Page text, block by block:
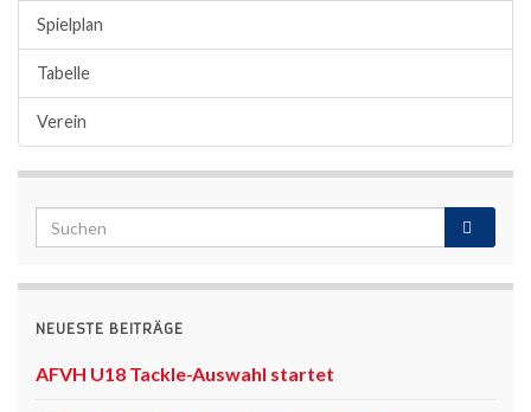
Spielplan
Tabelle
Verein
NEUESTE BEITRÄGE
AFVH U18 Tackle-Auswahl startet